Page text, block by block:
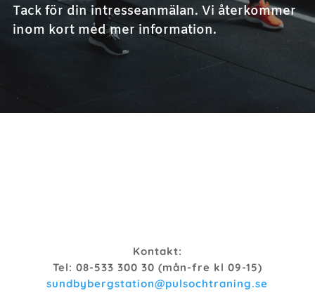
Tack för din intresseanmälan. Vi återkommer
inom kort med mer information.
Kontakt:
Tel: 08-533 300 30 (mån-fre kl 09-15)
sundbybergstation@pulsochtraning.se